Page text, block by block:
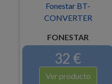
Fonestar BT-
CONVERTER
FONESTAR
32 €
Ver producto